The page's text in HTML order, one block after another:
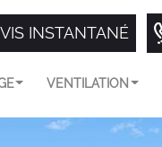
INSTANTANÉ
VENTILATION